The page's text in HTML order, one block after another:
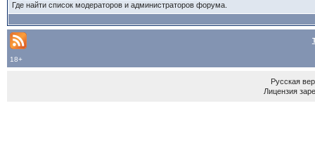
Где найти список модераторов и администраторов форума.
18+
Русская
Лицензия